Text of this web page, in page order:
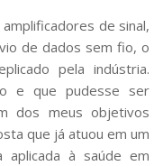
de sinal,
de dados sem fio, o
pela indústria.
e que pudesse ser
dos meus objetivos
que já atuou em um
aplicada à saúde em